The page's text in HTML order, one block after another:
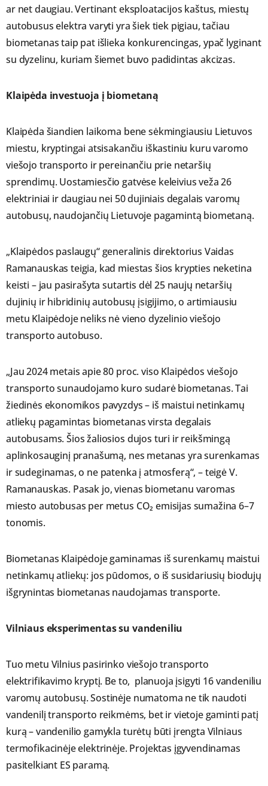
ar net daugiau. Vertinant eksploatacijos kaštus, miestų
autobusus elektra varyti yra šiek tiek pigiau, tačiau
biometanas taip pat išlieka konkurencingas, ypač lyginant
su dyzelinu, kuriam šiemet buvo padidintas akcizas.
Klaipėda investuoja į biometaną
Klaipėda šiandien laikoma bene sėkmingiausiu Lietuvos
miestu, kryptingai atsisakančiu iškastiniu kuru varomo
viešojo transporto ir pereinančiu prie netaršių
sprendimų. Uostamiesčio gatvėse keleivius veža 26
elektriniai ir daugiau nei 50 dujiniais degalais varomų
autobusų, naudojančių Lietuvoje pagamintą biometaną.
„Klaipėdos paslaugų“ generalinis direktorius Vaidas
Ramanauskas teigia, kad miestas šios krypties neketina
keisti – jau pasirašyta sutartis dėl 25 naujų netaršių
dujinių ir hibridinių autobusų įsigijimo, o artimiausiu
metu Klaipėdoje neliks nė vieno dyzelinio viešojo
transporto autobuso.
„Jau 2024 metais apie 80 proc. viso Klaipėdos viešojo
transporto sunaudojamo kuro sudarė biometanas. Tai
žiedinės ekonomikos pavyzdys – iš maistui netinkamų
atliekų pagamintas biometanas virsta degalais
autobusams. Šios žaliosios dujos turi ir reikšmingą
aplinkosauginį pranašumą, nes metanas yra surenkamas
ir sudeginamas, o ne patenka į atmosferą“, – teigė V.
Ramanauskas. Pasak jo, vienas biometanu varomas
miesto autobusas per metus CO₂ emisijas sumažina 6–7
tonomis.
Biometanas Klaipėdoje gaminamas iš surenkamų maistui
netinkamų atliekų: jos pūdomos, o iš susidariusių biodujų
išgrynintas biometanas naudojamas transporte.
Vilniaus eksperimentas su vandeniliu
Tuo metu Vilnius pasirinko viešojo transporto
elektrifikavimo kryptį. Be to, planuoja įsigyti 16 vandeniliu
varomų autobusų. Sostinėje numatoma ne tik naudoti
vandenilį transporto reikmėms, bet ir vietoje gaminti patį
kurą – vandenilio gamykla turėtų būti įrengta Vilniaus
termofikacinėje elektrinėje. Projektas įgyvendinamas
pasitelkiant ES paramą.